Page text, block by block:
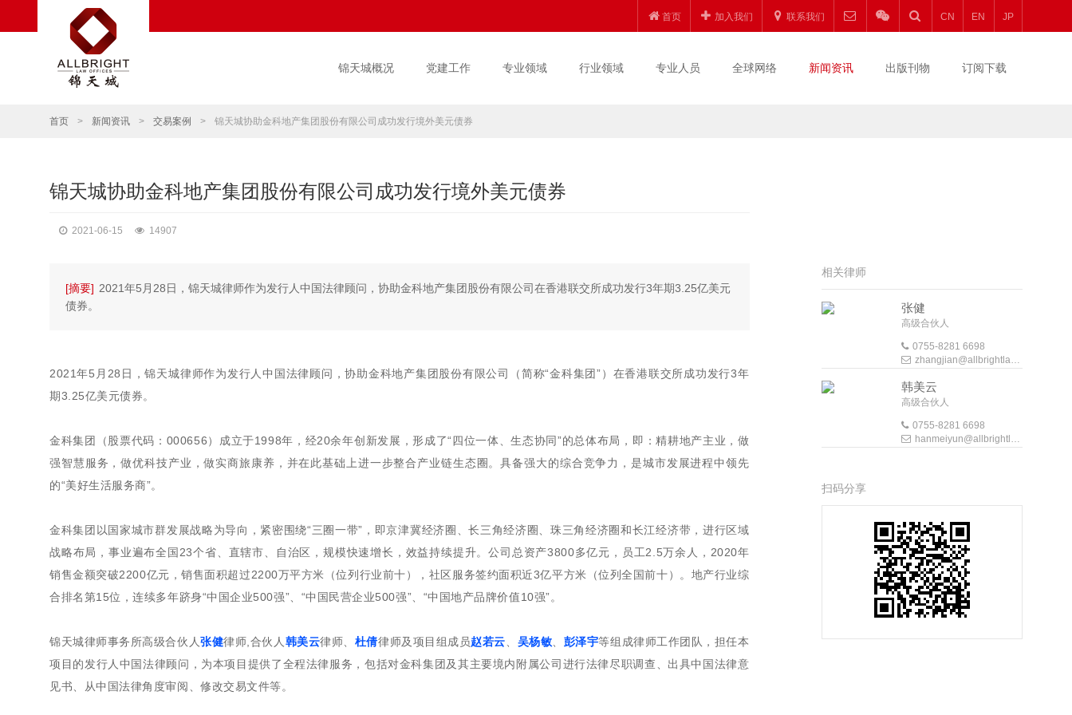
首页 加入我们 联系我们 CN EN JP
锦天城概况 党建工作 专业领域 行业领域 专业人员 全球网络 新闻资讯 出版刊物 订阅下载
首页 > 新闻资讯 > 交易案例 > 锦天城协助金科地产集团股份有限公司成功发行境外美元债券
锦天城协助金科地产集团股份有限公司成功发行境外美元债券
2021-06-15 14907
[摘要] 2021年5月28日，锦天城律师作为发行人中国法律顾问，协助金科地产集团股份有限公司在香港联交所成功发行3年期3.25亿美元
债券。
2021年5月28日，锦天城律师作为发行人中国法律顾问，协助金科地产集团股份有限公司（简称“金科集团”）在香港联交所成功发行3年
期3.25亿美元债券。
金科集团（股票代码：000656）成立于1998年，经20余年创新发展，形成了“四位一体、生态协同”的总体布局，即：精耕地产主业，做
强智慧服务，做优科技产业，做实商旅康养，并在此基础上进一步整合产业链生态圈。具备强大的综合竞争力，是城市发展进程中领先
的“美好生活服务商”。
金科集团以国家城市群发展战略为导向，紧密围绕“三圈一带”，即京津冀经济圈、长三角经济圈、珠三角经济圈和长江经济带，进行区域
战略布局，事业遍布全国23个省、直辖市、自治区，规模快速增长，效益持续提升。公司总资产3800多亿元，员工2.5万余人，2020年
销售金额突破2200亿元，销售面积超过2200万平方米（位列行业前十），社区服务签约面积近3亿平方米（位列全国前十）。地产行业综
合排名第15位，连续多年跻身“中国企业500强”、“中国民营企业500强”、“中国地产品牌价值10强”。
锦天城律师事务所高级合伙人张健律师,合伙人 韩美云律师、 杜倩律师及项目组成员赵若云 吴杨敏 彭泽宇等组成律师工作团队，担任本
项目的发行人中国法律顾问，为本项目提供了全程法律服务，包括对金科集团及其主要境内附属公司进行法律尽职调查、出具中国法律意
见书、从中国法律角度审阅、修改交易文件等。
相关律师
张健
高级合伙人
0755-8281 6698
zhangjian@allbrightlaw.com
韩美云
高级合伙人
0755-8281 6698
hanmeiyun@allbrightlaw.com
扫码分享